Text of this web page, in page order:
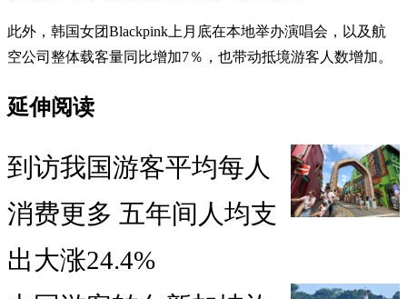
此外，韩国女团Blackpink上月底在本地举办演唱会，以及航
空公司整体载客量同比增加7％，也带动抵境游客人数增加。
延伸阅读
到访我国游客平均每人
消费更多 五年间人均支
出大涨24.4%